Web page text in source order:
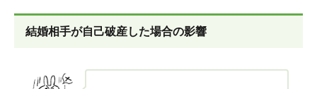
結婚相手が自己破産した場合の影響